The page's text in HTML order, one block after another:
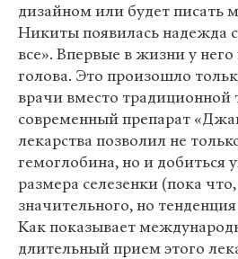
дизайном или будет писать
Никиты появилась надежда
все». Впервые в жизни у него
голова. Это произошло
врачи вместо традиционной
современный препарат
лекарства позволил не
гемоглобина, но и добиться
размера селезенки (пока
значительного, но
Как показывает
длительный прием этого